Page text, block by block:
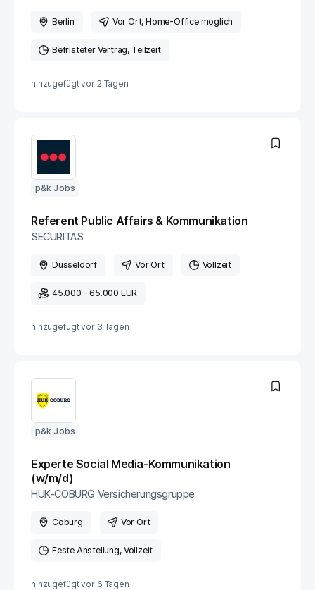
Berlin Vor Ort, Home-Office möglich
Befristeter Vertrag Teilzeit
hinzugefügt vor 2 Tagen
p&k Jobs
Referent Public Affairs & Kommunikation
SECURITAS
Düsseldorf Vor Ort Vollzeit
45.000 - 65.000 EUR
hinzugefügt vor 3 Tagen
p&k Jobs
Experte Social Media-Kommunikation
(w/m/d)
HUK-COBURG Versicherungsgruppe
Coburg Vor Ort
Feste Anstellung Vollzeit
hinzugefügt vor 6 Tagen